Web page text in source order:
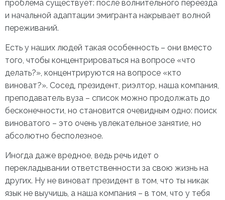
проблема существует: после волнительного переезда
и начальной адаптации эмигранта накрывает волной
переживаний.
Есть у наших людей такая особенность – они вместо
того, чтобы концентрироваться на вопросе «что
делать?», концентрируются на вопросе «кто
виноват?». Сосед, президент, риэлтор, наша компания,
преподаватель вуза – список можно продолжать до
бесконечности, но становится очевидным одно: поиск
виноватого – это очень увлекательное занятие, но
абсолютно бесполезное.
Иногда даже вредное, ведь речь идет о
перекладывании ответственности за свою жизнь на
других. Ну не виноват президент в том, что ты никак
язык не выучишь, а наша компания – в том, что у тебя